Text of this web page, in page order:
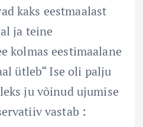
kaks eestmaalast
ja teine
kolmas eestimaalane
ütleb“ Ise oli palju
ju võinud ujumise
vastab :